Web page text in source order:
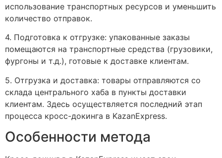
использование транспортных ресурсов и уменьшить
количество отправок.
4. Подготовка к отгрузке: упакованные заказы
помещаются на транспортные средства (грузовики,
фургоны и т.д.), готовые к доставке клиентам.
5. Отгрузка и доставка: товары отправляются со
склада центрального хаба в пункты доставки
клиентам. Здесь осуществляется последний этап
процесса кросс-докинга в KazanExpress.
Особенности метода